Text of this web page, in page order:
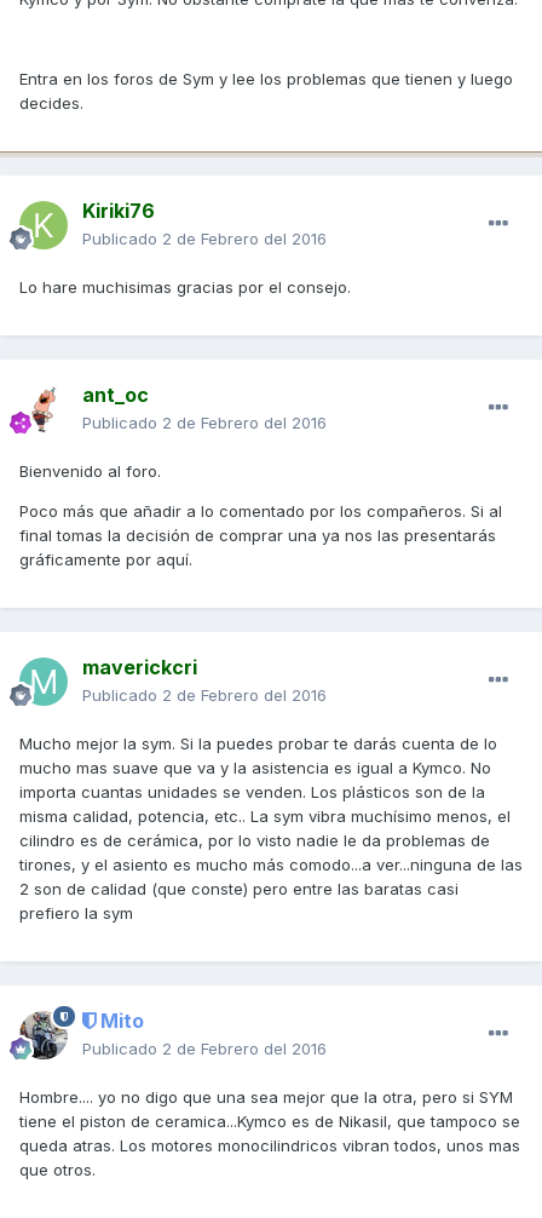
Entra en los foros de Sym y lee los problemas que tienen y luego
decides.
Kiriki76
Publicado 2 de Febrero del 2016
Lo hare muchisimas gracias por el consejo.
ant_oc
Publicado 2 de Febrero del 2016
Bienvenido al foro.
Poco más que añadir a lo comentado por los compañeros. Si al
final tomas la decisión de comprar una ya nos las presentarás
gráficamente por aquí.
maverickcri
Publicado 2 de Febrero del 2016
Mucho mejor la sym. Si la puedes probar te darás cuenta de lo
mucho mas suave que va y la asistencia es igual a Kymco. No
importa cuantas unidades se venden. Los plásticos son de la
misma calidad, potencia, etc.. La sym vibra muchísimo menos, el
cilindro es de cerámica, por lo visto nadie le da problemas de
tirones, y el asiento es mucho más comodo...a ver...ninguna de las
2 son de calidad (que conste) pero entre las baratas casi
prefiero la sym
Mito
Publicado 2 de Febrero del 2016
Hombre.... yo no digo que una sea mejor que la otra, pero si SYM
tiene el piston de ceramica...Kymco es de Nikasil, que tampoco se
queda atras. Los motores monocilindricos vibran todos, unos mas
que otros.